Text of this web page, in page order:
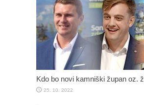
Kdo bo novi kamniški župan oz.
25. 10. 2022